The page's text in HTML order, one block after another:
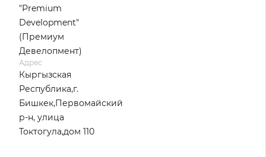
"Premium
Development"
(Премиум
Девелопмент)
Адрес
Кыргызская
Республика,г.
Бишкек,Первомайский
р-н, улица
Токтогула,дом 110